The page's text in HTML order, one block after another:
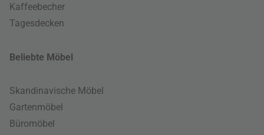
Kaffeebecher
Tagesdecken
Beliebte Möbel
Skandinavische Möbel
Gartenmöbel
Büromöbel